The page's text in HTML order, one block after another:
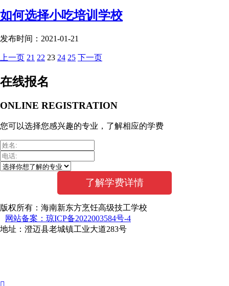
如何选择小吃培训学校
发布时间：2021-01-21
上一页 21 22 23 24 25 下一页
在线报名
ONLINE REGISTRATION
您可以选择您感兴趣的专业，了解相应的学费
版权所有：海南新东方烹饪高级技工学校
网站备案：琼ICP备2022003584号-4
地址：澄迈县老城镇工业大道283号